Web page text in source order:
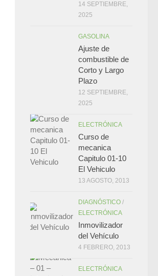
14 SEPTIEMBRE,
2025
GASOLINA
Ajuste de
combustible de
Corto y Largo
Plazo
12 SEPTIEMBRE,
2025
ELECTRÓNICA
Curso de
mecanica
Capitulo 01-10
El Vehiculo
13 AGOSTO, 2013
DIAGNÓSTICO /
ELECTRÓNICA
Inmovilizador
del Vehículo
4 FEBRERO, 2013
ELECTRÓNICA